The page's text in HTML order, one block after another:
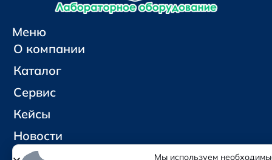
Меню
О компании
Каталог
Сервис
Кейсы
Новости
Мы используем